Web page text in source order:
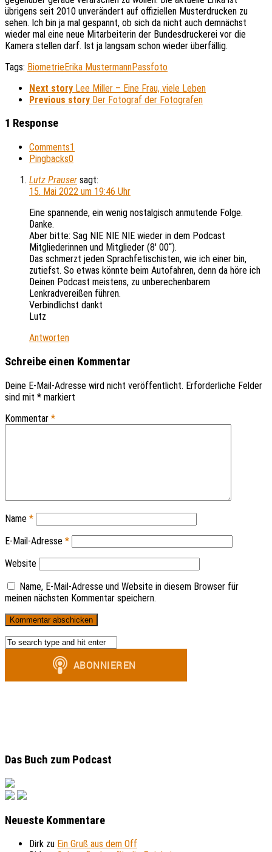
übrigens seit 2010 unverändert auf offiziellen Musterdrucken zu
sehen. Ich bin ja mal gespannt, ob sich da nicht auch demnächst
wieder mal eine neue Mitarbeiterin der Bundesdruckerei vor die
Kamera stellen darf. Ist ja langsam schon wieder überfällig.
Tags: BiometrieErika MustermannPassfoto
Next story Lee Miller – Eine Frau, viele Leben
Previous story Der Fotograf der Fotografen
1 Response
Comments1
Pingbacks0
Lutz Prauser sagt:
15. Mai 2022 um 19:46 Uhr
Eine spannende, ein wenig nostalgisch anmutende Folge.
Danke.
Aber bitte: Sag NIE NIE NIE wieder in dem Podcast
Mitgliederinnen und Mitglieder (8′ 00“).
Das schmerzt jeden Sprachfetischisten, wie ich einer bin,
zutiefst. So etwas könnte beim Autofahren, denn da höre ich
Deinen Podcast meistens, zu unberechenbarem
Lenkradvereißen führen.
Verbindlichst dankt
Lutz
Antworten
Schreibe einen Kommentar
Deine E-Mail-Adresse wird nicht veröffentlicht. Erforderliche Felder
sind mit * markiert
Kommentar *
Name *
E-Mail-Adresse *
Website
Name, E-Mail-Adresse und Website in diesem Browser für
meinen nächsten Kommentar speichern.
Das Buch zum Podcast
Neueste Kommentare
Dirk zu Ein Gruß aus dem Off